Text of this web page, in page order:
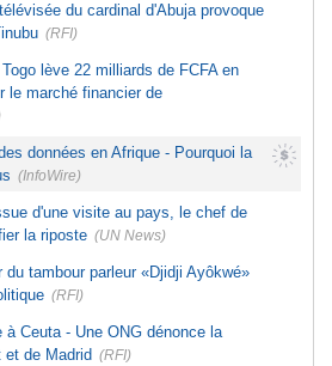
du cardinal d'Abuja provoque
(RFI)
Togo lève 22 milliards de FCFA en
le marché financier de
données en Afrique - Pourquoi la
(InfoWire)
d'une visite au pays, le chef de
la riposte (UN News)
du tambour parleur «Djidji Ayôkwé»
(RFI)
à Ceuta - Une ONG dénonce la
et de Madrid (RFI)